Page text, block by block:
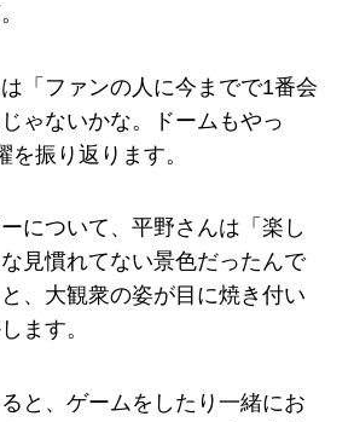
「ファンの人に今までで1番会
ゃないかな。ドームもやっ
を振り返ります。
について、平野さんは「楽し
見慣れてない景色だったんで
、大観衆の姿が目に焼き付い
ます。
と、ゲームをしたり一緒にお